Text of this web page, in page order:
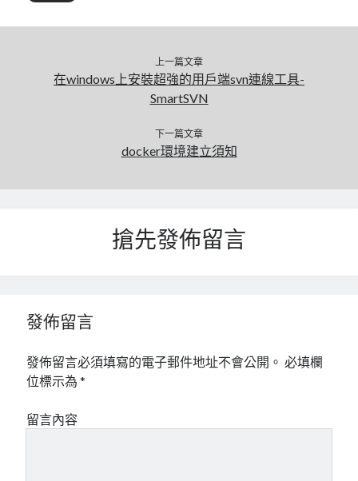
上一篇文章
在windows上安裝超強的用戶端svn連線工具-
SmartSVN
下一篇文章
docker環境建立須知
搶先發佈留言
發佈留言
發佈留言必須填寫的電子郵件地址不會公開。 必填欄
位標示為*
留言內容